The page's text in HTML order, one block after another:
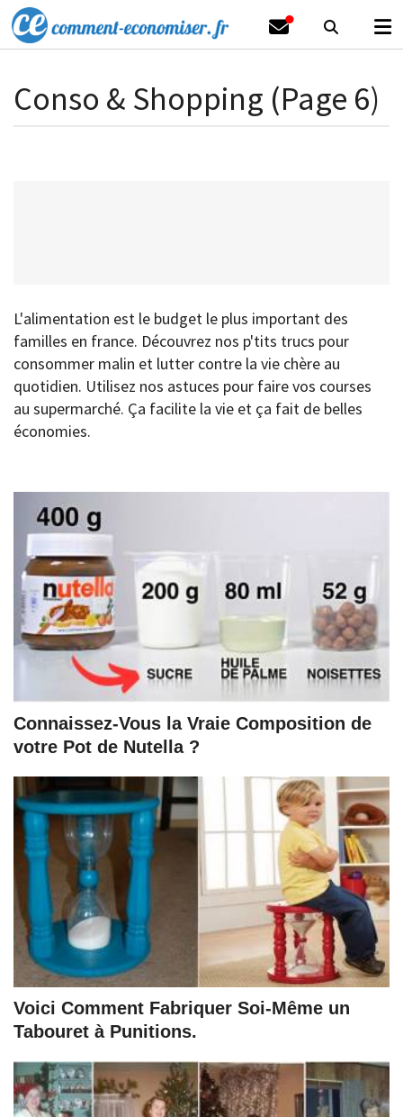
Conso & Shopping (Page 6)
L'alimentation est le budget le plus important des
familles en france. Découvrez nos p'tits trucs pour
consommer malin et lutter contre la vie chère au
quotidien. Utilisez nos astuces pour faire vos courses
au supermarché. Ça facilite la vie et ça fait de belles
économies.
Connaissez-Vous la Vraie Composition de
votre Pot de Nutella ?
Voici Comment Fabriquer Soi-Même un
Tabouret à Punitions.